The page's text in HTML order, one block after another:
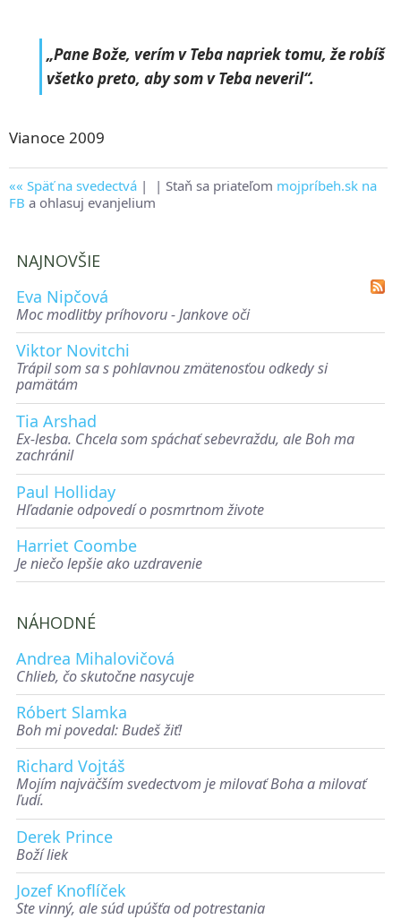
„Pane Bože, verím v Teba napriek tomu, že robíš
všetko preto, aby som v Teba neveril“.
Vianoce 2009
Späť na svedectvá | | Staň sa priateľom mojpríbeh.sk na
FB a ohlasuj evanjelium
NAJNOVŠIE
Eva Nipčová
Moc modlitby príhovoru - Jankove oči
Viktor Novitchi
Trápil som sa s pohlavnou zmätenosťou odkedy si
pamätám
Tia Arshad
Ex-lesba. Chcela som spáchať sebevraždu, ale Boh ma
zachránil
Paul Holliday
Hľadanie odpovedí o posmrtnom živote
Harriet Coombe
Je niečo lepšie ako uzdravenie
NÁHODNÉ
Andrea Mihalovičová
Chlieb, čo skutočne nasycuje
Róbert Slamka
Boh mi povedal: Budeš žiť!
Richard Vojtáš
Mojím najväčším svedectvom je milovať Boha a milovať
ľudí.
Derek Prince
Boží liek
Jozef Knoflíček
Ste vinný, ale súd upúšťa od potrestania